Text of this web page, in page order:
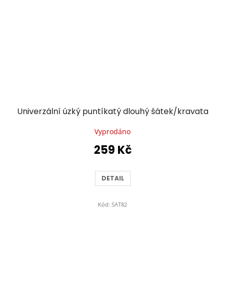
Univerzální úzký puntíkatý dlouhý šátek/kravata
Vyprodáno
259 Kč
DETAIL
Kód: SAT82